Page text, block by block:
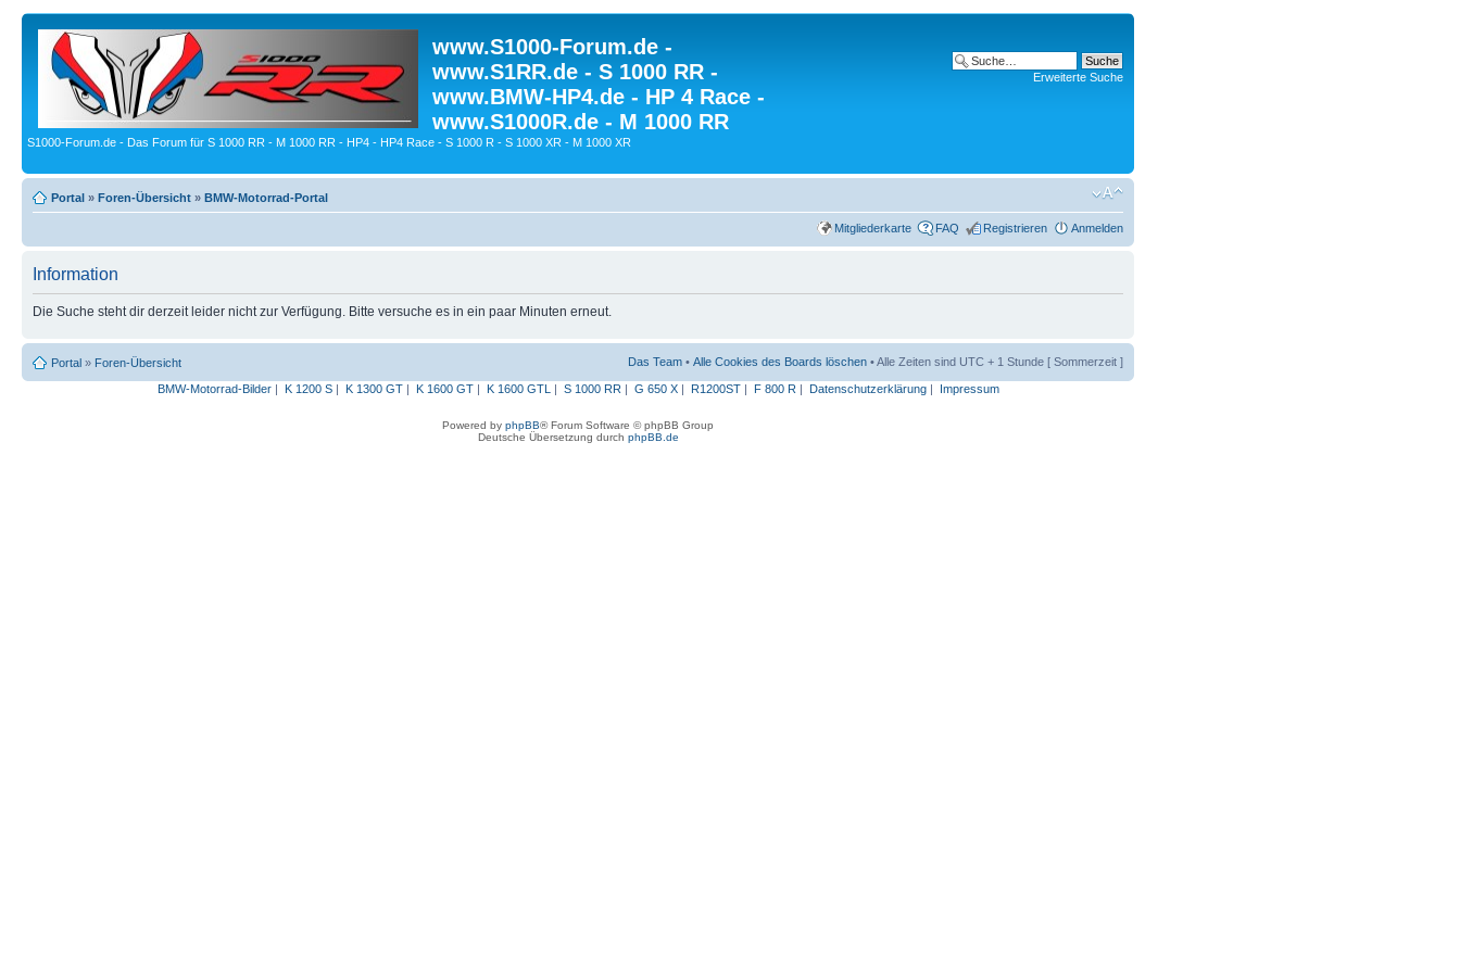
www.S1000-Forum.de -
www.S1RR.de - S 1000 RR -
www.BMW-HP4.de - HP 4 Race -
www.S1000R.de - M 1000 RR
S1000-Forum.de - Das Forum für S 1000 RR - M 1000 RR - HP4 - HP4 Race - S 1000 R - S 1000 XR - M 1000 XR
Erweiterte Suche
Portal » Foren-Übersicht » BMW-Motorrad-Portal
Mitgliederkarte FAQ Registrieren Anmelden
Information
Die Suche steht dir derzeit leider nicht zur Verfügung. Bitte versuche es in ein paar Minuten erneut.
Portal » Foren-Übersicht Das Team • Alle Cookies des Boards löschen • Alle Zeiten sind UTC + 1 Stunde [ Sommerzeit ]
BMW-Motorrad-Bilder| K 1200 S| K 1300 GT| K 1600 GT| K 1600 GTL | S 1000 RR | G 650 X| R1200ST| F 800 R | Datenschutzerklärung| Impressum
Powered by phpBB® Forum Software © phpBB Group
Deutsche Übersetzung durch phpBB.de